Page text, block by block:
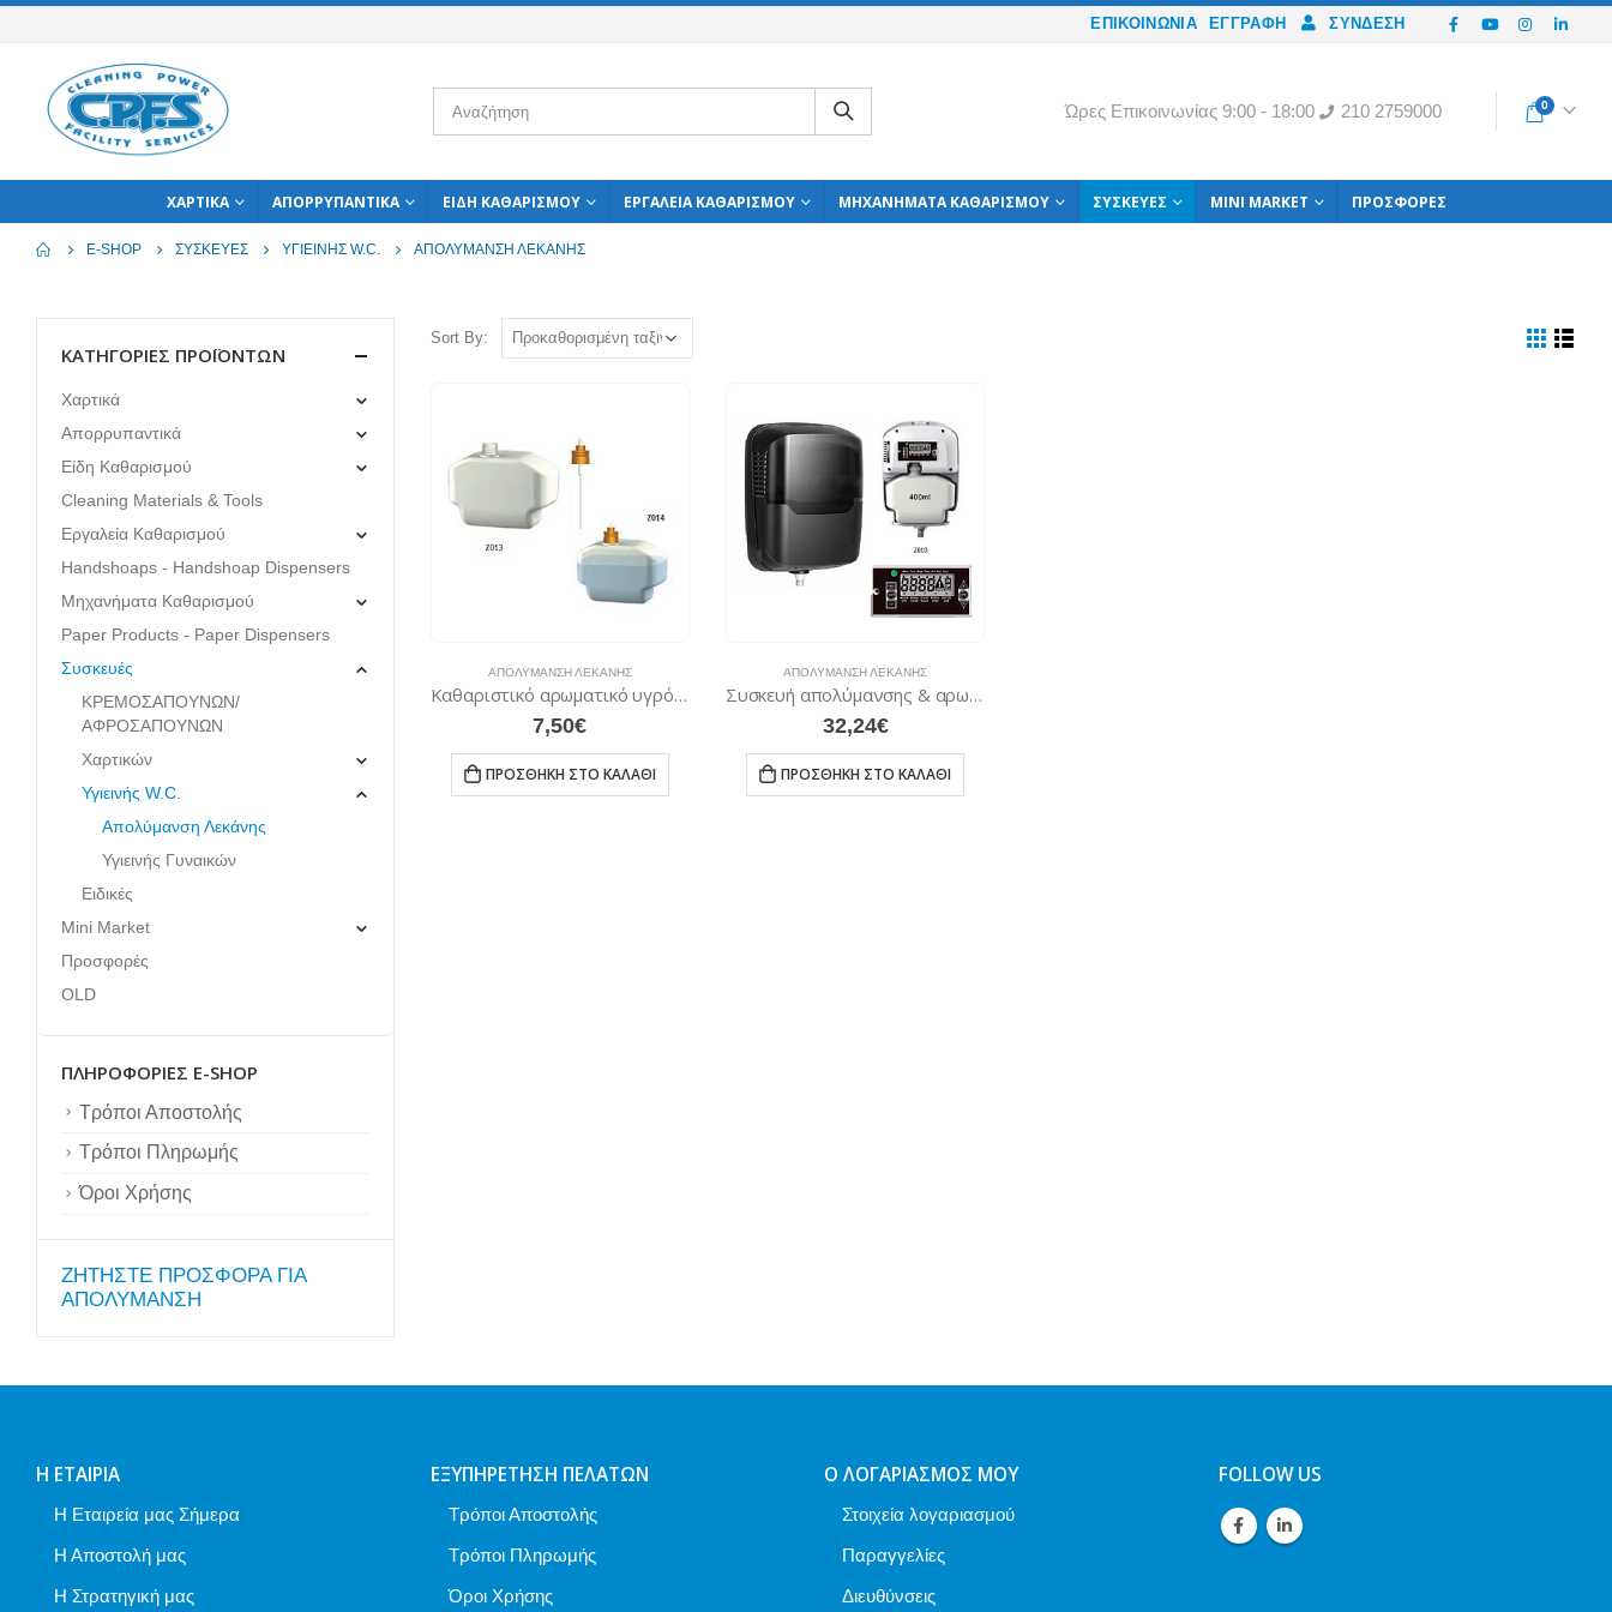
ΕΠΙΚΟΙΝΩΝΙΑ ΕΓΓΡΑΦΉ ΣΎΝΔΕΣΗ
Ώρες Eπικοινωνίας 9:00 - 18:00 210 2759000 0
ΧΑΡΤΙΚΆ ΑΠΟΡΡΥΠΑΝΤΙΚΆ ΕΊΔΗ ΚΑΘΑΡΙΣΜΟΎ ΕΡΓΑΛΕΊΑ ΚΑΘΑΡΙΣΜΟΎ ΜΗΧΑΝΉΜΑΤΑ ΚΑΘΑΡΙΣΜΟΎ ΣΥΣΚΕΥΈΣ MINI MARKET ΠΡΟΣΦΟΡΈΣ
E-SHOP ΣΥΣΚΕΥΈΣ ΥΓΙΕΙΝΉΣ W.C. ΑΠΟΛΎΜΑΝΣΗ ΛΕΚΆΝΗΣ
Sort By:
ΑΠΟΛΎΜΑΝΣΗ ΛΕΚΆΝΗΣ
Καθαριστικό αρωματικό υγρό για Ζ010-Ζ012 (Ζ014)
7,50€
ΠΡΟΣΘΉΚΗ ΣΤΟ ΚΑΛΆΘΙ
ΑΠΟΛΎΜΑΝΣΗ ΛΕΚΆΝΗΣ
Συσκευή απολύμανσης & αρωματισμού ουρητηρίου (LCD)
32,24€
ΠΡΟΣΘΉΚΗ ΣΤΟ ΚΑΛΆΘΙ
ΚΑΤΗΓΟΡΊΕΣ ΠΡΟΪΌΝΤΩΝ
Χαρτικά
Απορρυπαντικά
Είδη Καθαρισμού
Cleaning Materials & Tools
Εργαλεία Καθαρισμού
Handshoaps - Handshoap Dispensers
Μηχανήματα Καθαρισμού
Paper Products - Paper Dispensers
Συσκευές
ΚΡΕΜΟΣΑΠΟΥΝΩΝ/
ΑΦΡΟΣΑΠΟΥΝΩΝ
Χαρτικών
Υγιεινής W.C.
Απολύμανση Λεκάνης
Υγιεινής Γυναικών
Ειδικές
Mini Market
Προσφορές
OLD
ΠΛΗΡΟΦΟΡΊΕΣ E-SHOP
Τρόποι Αποστολής
Τρόποι Πληρωμής
Όροι Χρήσης
ZΗΤΗΣΤΕ ΠΡΟΣΦΟΡΑ ΓΙΑ
ΑΠΟΛΥΜΑΝΣΗ
Η ΕΤΑΙΡΊΑ
Η Εταιρεία μας Σήμερα
Η Αποστολή μας
Η Στρατηγική μας
ΕΞΥΠΗΡΈΤΗΣΗ ΠΕΛΑΤΏΝ
Τρόποι Αποστολής
Τρόποι Πληρωμής
Όροι Χρήσης
Ο ΛΟΓΑΡΙΑΣΜΌΣ ΜΟΥ
Στοιχεία λογαριασμού
Παραγγελίες
Διευθύνσεις
FOLLOW US